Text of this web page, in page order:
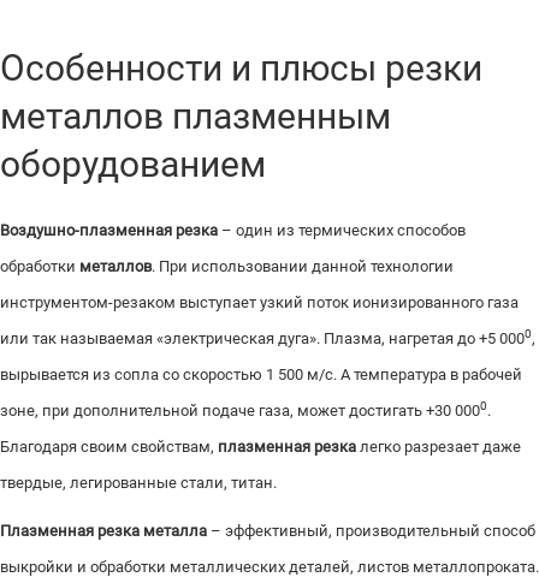
Особенности и плюсы резки
металлов плазменным
оборудованием
Воздушно-плазменная резка – один из термических способов
обработки металлов. При использовании данной технологии
инструментом-резаком выступает узкий поток ионизированного газа
или так называемая «электрическая дуга». Плазма, нагретая до +5 0000,
вырывается из сопла со скоростью 1 500 м/с. А температура в рабочей
зоне, при дополнительной подаче газа, может достигать +30 0000.
Благодаря своим свойствам, плазменная резка легко разрезает даже
твердые, легированные стали, титан.
Плазменная резка металла – эффективный, производительный способ
выкройки и обработки металлических деталей, листов металлопроката.